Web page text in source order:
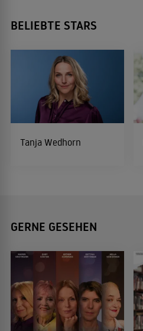
BELIEBTE STARS
Tanja Wedhorn
GERNE GESEHEN